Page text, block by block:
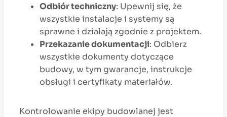
Odbiór techniczny: Upewnij się, że
wszystkie instalacje i systemy są
sprawne i działają zgodnie z projektem.
Przekazanie dokumentacji: Odbierz
wszystkie dokumenty dotyczące
budowy, w tym gwarancje, instrukcje
obsługi i certyfikaty materiałów.
Kontrolowanie ekipy budowlanej jest